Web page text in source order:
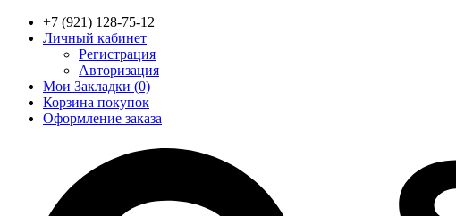
+7 (921) 128-75-12
Личный кабинет
Регистрация
Авторизация
Мои Закладки (0)
Корзина покупок
Оформление заказа